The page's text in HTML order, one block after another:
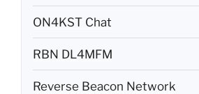
ON4KST Chat
RBN DL4MFM
Reverse Beacon Network